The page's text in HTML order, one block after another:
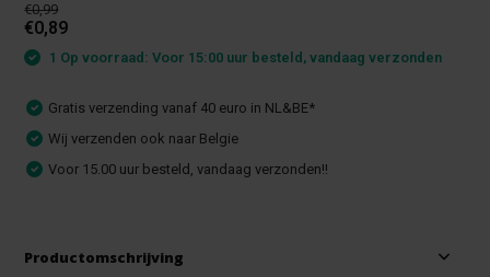
€0,99
€0,89
1 Op voorraad: Voor 15:00 uur besteld, vandaag verzonden
Gratis verzending vanaf 40 euro in NL&BE*
Wij verzenden ook naar Belgie
Voor 15.00 uur besteld, vandaag verzonden!!
Productomschrijving